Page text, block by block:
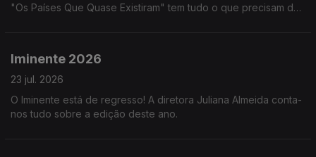
"Os Países Que Quase Existiram" tem tudo o que precisam de
Iminente 2026
23 jul. 2026
O Iminente está de regresso! A diretora Juliana Almeida conta-
nos tudo sobre a edição deste ano.